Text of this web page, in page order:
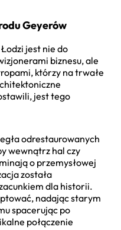
Geyerów
jest nie do
biznesu, ale
którzy na trwałe
jest tego
odrestaurowanych
wewnątrz hal czy
o przemysłowej
została
dla historii.
nadając starym
spacerując po
połączenie